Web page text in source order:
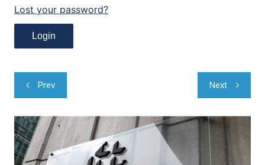
Lost your password?
Navegação
de
Post
Prev Next